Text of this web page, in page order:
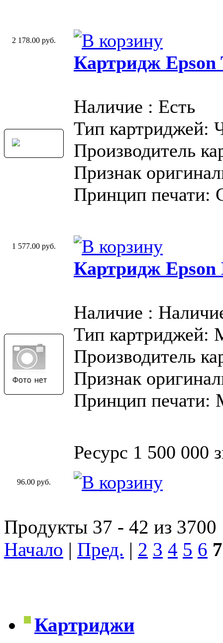
2 178.00 руб.
Картридж Epson
Наличие : Есть
Тип картриджей:
Производитель
Признак
Принцип печати:
1 577.00 руб.
Картридж Epson
Наличие :
Тип картриджей:
Производитель
Признак
Принцип печати:
Ресурс 1 500 000
96.00 руб.
Продукты 37 - 42 из 3700
Начало | Пред. | 2 3 4 5 6 7
Картриджи